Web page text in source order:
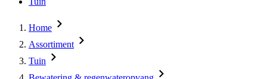
Home
Assortiment
Tuin